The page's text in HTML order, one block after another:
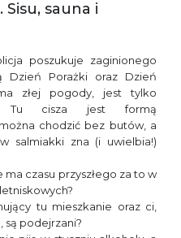
Sisu, sauna i
poszukuje zaginionego
Dzień Porażki oraz Dzień
złej pogody, jest tylko
Tu cisza jest formą
chodzić bez butów, a
salmiakki zna (i uwielbia!)
czasu przyszłego za to w
tu mieszkanie oraz ci,
są podejrzani?